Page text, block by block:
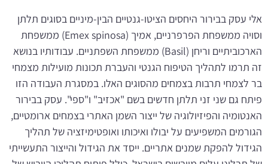
אלי עסק בבירור היחסים הציטו-גנטיים הבין-מיניים בסוגים תלתן
וסויה ממשפחת הפרפרניים, אמיך (Emex spinosa) ממשפחת
הארכוביתיים וריחן (Basil) ממשפחת השפתניים. עבודותיו בנושא
זה תרמו לתהליך הטיפוח הגנטי והעברת תכונות מועילות מצמחי
בר לצמחי תרבות בצמחים מהסוגים האלו. במסגרת העבודה הזו
פיתח גם שני זני תלתן חדשים בשם "אכזיב" ו"ספי". עסק בבירור
האנטומיה והפיזיולוגיה של ייצור השמן האתרי בצמחים ארומטיים,
הגורמים המשפיעים על יבולו ואיכותו ואופטימיזציה של תהליך
הגידול להפקת שמנים אתריים. ייסד את הגידול והייצור התעשייתי